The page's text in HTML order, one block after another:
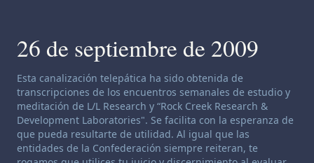
26 de septiembre de 2009
Descargo de responsabilidad de canalización:
Esta canalización telepática ha sido obtenida de
transcripciones de los encuentros semanales de estudio y
meditación de L/L Research y “Rock Creek Research &
Development Laboratories". Se facilita con la esperanza de
que pueda resultarte de utilidad. Al igual que las
entidades de la Confederación siempre reiteran, te